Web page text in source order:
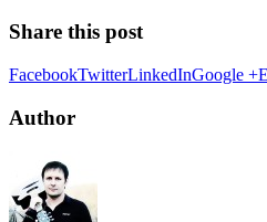
Share this post
FacebookTwitterLinkedInGoogle +
Author